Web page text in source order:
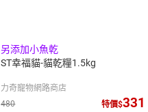
另添加小魚乾
ST幸福貓-貓乾糧1.5kg
力奇寵物網路商店
480
特價 331